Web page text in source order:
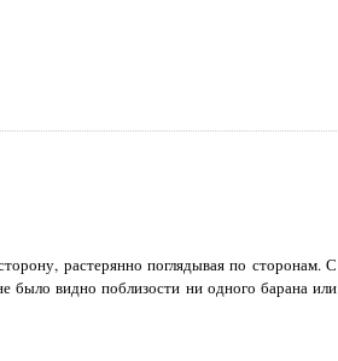
растерянно поглядывая по сторонам. С
было видно поблизости ни одного барана или